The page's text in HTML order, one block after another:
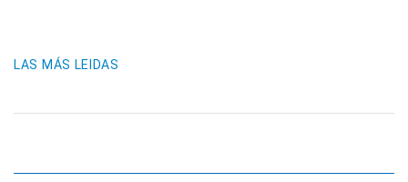
LAS MÁS LEIDAS